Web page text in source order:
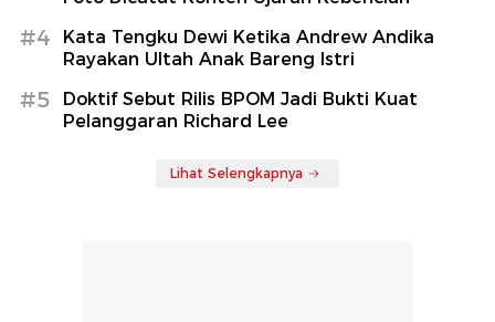
#4
Kata Tengku Dewi Ketika Andrew Andika
Rayakan Ultah Anak Bareng Istri
#5
Doktif Sebut Rilis BPOM Jadi Bukti Kuat
Pelanggaran Richard Lee
Lihat Selengkapnya